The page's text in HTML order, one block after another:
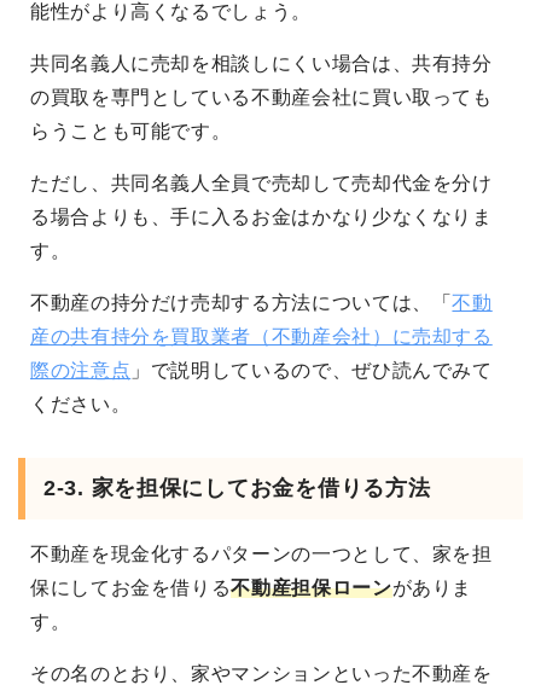
能性がより高くなるでしょう。
共同名義人に売却を相談しにくい場合は、共有持分
の買取を専門としている不動産会社に買い取っても
らうことも可能です。
ただし、共同名義人全員で売却して売却代金を分け
る場合よりも、手に入るお金はかなり少なくなりま
す。
不動産の持分だけ売却する方法については、「不動
産の共有持分を買取業者（不動産会社）に売却する
際の注意点 」で説明しているので、ぜひ読んでみて
ください。
2-3. 家を担保にしてお金を借りる方法
不動産を現金化するパターンの一つとして、家を担
保にしてお金を借りる不動産担保ローンがありま
す。
その名のとおり、家やマンションといった不動産を